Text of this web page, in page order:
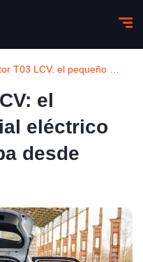
el
eléctrico
desde